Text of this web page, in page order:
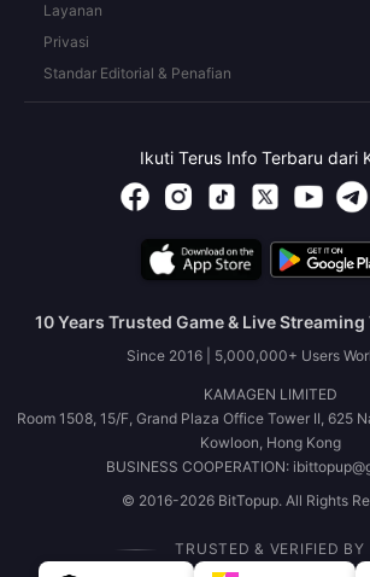
Layanan
Privasi
Standar Editorial & Penafian
Ikuti Terus Info Terbaru dari
10 Years Trusted Game & Live
Since 2016 | 5,000,000+ Users
KAMAGEN LIMITED
Room 1508, 15/F, Grand Plaza Office Tower II, 625
Kowloon, Hong Kong
BUSINESS COOPERATION:
© 2016-2026 BitTopup. All Rights
TRUSTED & VERIFIED BY